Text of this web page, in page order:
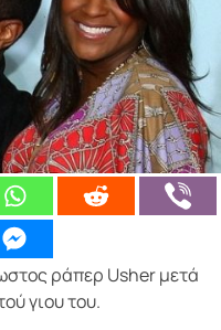
ράπερ Usher μετά
γιου του.